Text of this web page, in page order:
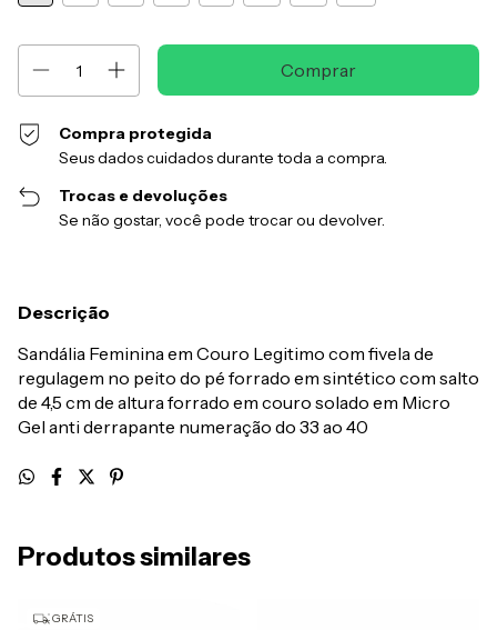
Compra protegida
Seus dados cuidados durante toda a compra.
Trocas e devoluções
Se não gostar, você pode trocar ou devolver.
Descrição
Sandália Feminina em Couro Legitimo com fivela de
regulagem no peito do pé forrado em sintético com salto
de 4,5 cm de altura forrado em couro solado em Micro
Gel anti derrapante numeração do 33 ao 40
Produtos similares
GRÁTIS